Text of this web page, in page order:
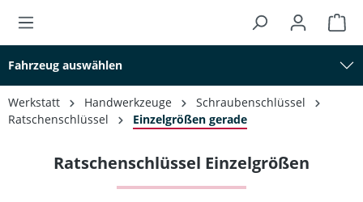
Fahrzeug auswählen
Werkstatt Handwerkzeuge
Schraubenschlüssel
Ratschenschlüssel
Einzelgrößen gerade
Ratschenschlüssel Einzelgrößen